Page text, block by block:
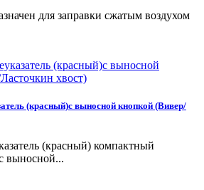
для заправки сжатым воздухом
(красный)с выносной кнопкой (Вивер/
(красный) компактный
выносной...